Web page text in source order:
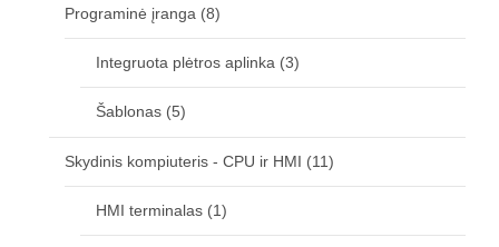
Programinė įranga (8)
Integruota plėtros aplinka (3)
Šablonas (5)
Skydinis kompiuteris - CPU ir HMI (11)
HMI terminalas (1)